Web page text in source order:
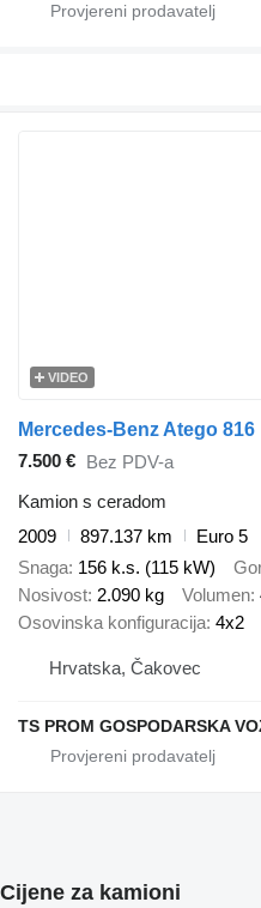
VIDEO
Mercedes-Benz Atego 816
7.500 € Bez PDV-a
Kamion s ceradom
2009
897.137 km
Euro 5
Snaga 156 k.s. (115 kW)
Nosivost 2.090 kg Volumen
Osovinska konfiguracija 4x2
Hrvatska, Čakovec
TS PROM GOSPODARSKA
Cijene za kamioni